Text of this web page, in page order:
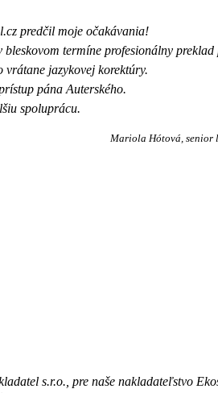
predčil moje očakávania!
bleskovom termíne profesionálny preklad
vrátane jazykovej korektúry.
pána Auterského.
spoluprácu.
Mariola Hótová senior
s.r.o., pre naše nakladateľstvo